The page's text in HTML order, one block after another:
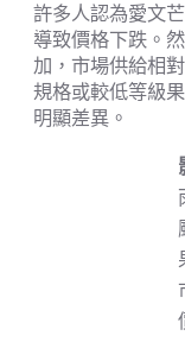
許多人認為愛文
導致價格下跌。
加，市場供給相
規格或較低等級
明顯差異。